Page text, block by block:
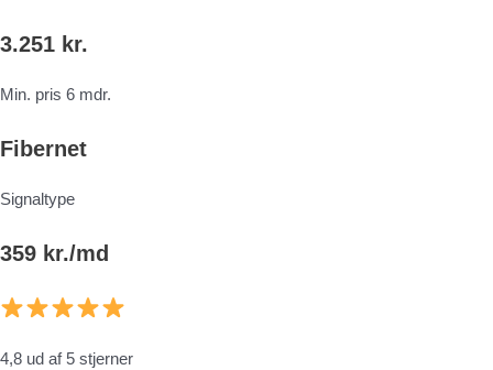
3.251 kr.
Min. pris 6 mdr.
Fibernet
Signaltype
359 kr./md
4,8 ud af 5 stjerner